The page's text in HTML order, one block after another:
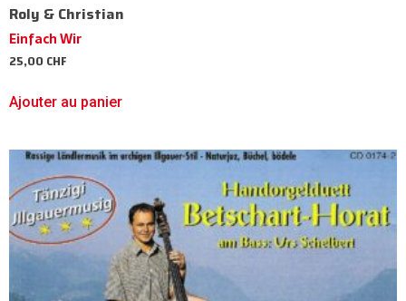
Roly & Christian
Einfach Wir
25,00CHF
Ajouter au panier